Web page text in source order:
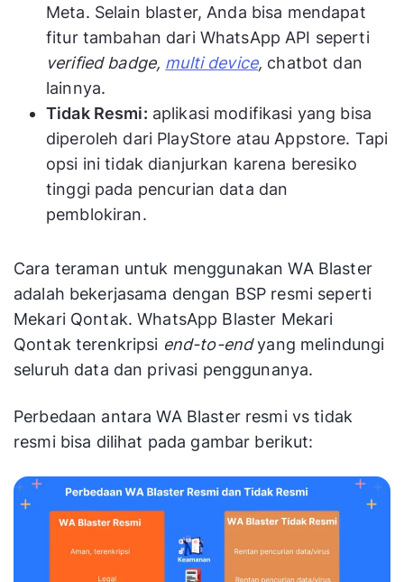
Meta. Selain blaster, Anda bisa mendapat
fitur tambahan dari WhatsApp API seperti
verified badge, multi device, chatbot dan
lainnya.
Tidak Resmi: aplikasi modifikasi yang bisa
diperoleh dari PlayStore atau Appstore. Tapi
opsi ini tidak dianjurkan karena beresiko
tinggi pada pencurian data dan
pemblokiran.
Cara teraman untuk menggunakan WA Blaster
adalah bekerjasama dengan BSP resmi seperti
Mekari Qontak. WhatsApp Blaster Mekari
Qontak terenkripsi end-to-endyang melindungi
seluruh data dan privasi penggunanya.
Perbedaan antara WA Blaster resmi vs tidak
resmi bisa dilihat pada gambar berikut: